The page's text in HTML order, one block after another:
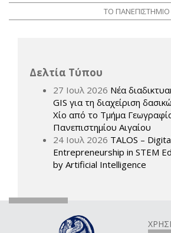
ΤΟ
Δελτία Τύπου
27 Ιουλ 2026 Νέα
GIS για τη διαχείριση
Χίο από το Τμήμα
Πανεπιστημίου Αιγαίου
24 Ιουλ 2026 TALOS –
Entrepreneurship in STEM
by Artificial Intelligence